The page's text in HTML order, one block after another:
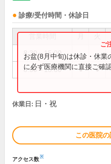
診療/受付時間・休診日
8:30～15:00
8:30～18:30 ● ●
お盆(8月中旬)は休診・休業
に必ず医療機関に直接ご確
休業日: 日・祝
この医院
アクセス数※